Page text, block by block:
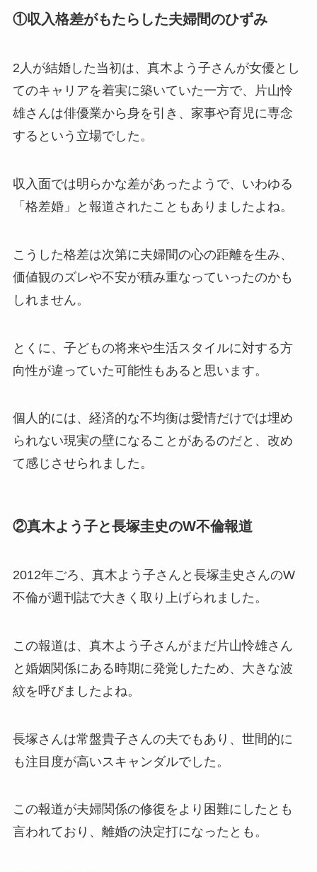
①収入格差がもたらした夫婦間のひずみ
2人が結婚した当初は、真木よう子さんが女優とし
てのキャリアを着実に築いていた一方で、片山怜
雄さんは俳優業から身を引き、家事や育児に専念
するという立場でした。
収入面では明らかな差があったようで、いわゆる
「格差婚」と報道されたこともありましたよね。
こうした格差は次第に夫婦間の心の距離を生み、
価値観のズレや不安が積み重なっていったのかも
しれません。
とくに、子どもの将来や生活スタイルに対する方
向性が違っていた可能性もあると思います。
個人的には、経済的な不均衡は愛情だけでは埋め
られない現実の壁になることがあるのだと、改め
て感じさせられました。
②真木よう子と長塚圭史のW不倫報道
2012年ごろ、真木よう子さんと長塚圭史さんのW
不倫が週刊誌で大きく取り上げられました。
この報道は、真木よう子さんがまだ片山怜雄さん
と婚姻関係にある時期に発覚したため、大きな波
紋を呼びましたよね。
長塚さんは常盤貴子さんの夫でもあり、世間的に
も注目度が高いスキャンダルでした。
この報道が夫婦関係の修復をより困難にしたとも
言われており、離婚の決定打になったとも。